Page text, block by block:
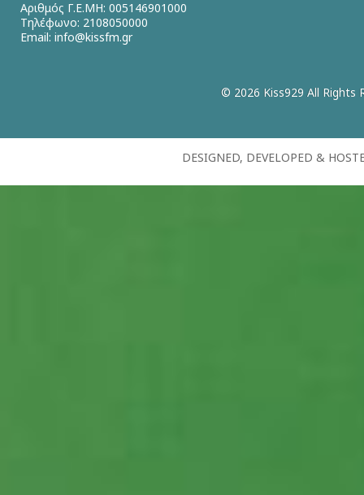
Αριθμός Γ.Ε.ΜΗ: 005146901000
Τηλέφωνο: 2108050000
Email: info@kissfm.gr
© 2026 Kiss929 All Rights
DESIGNED, DEVELOPED &